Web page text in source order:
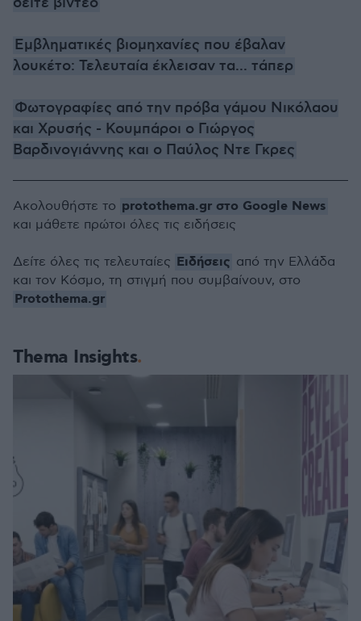
Εμβληματικές βιομηχανίες που έβαλαν
λουκέτο: Τελευταία έκλεισαν τα... τάπερ
Φωτογραφίες από την πρόβα γάμου Νικόλαου
και Χρυσής - Κουμπάροι ο Γιώργος
Βαρδινογιάννης και ο Παύλος Ντε Γκρες
Thema Insights
Ακολουθήστε το protothema.gr στο Google News
και μάθετε πρώτοι όλες τις ειδήσεις
Δείτε όλες τις τελευταίες Ειδήσεις από την Ελλάδα
και τον Κόσμο, τη στιγμή που συμβαίνουν, στο
Protothema.gr